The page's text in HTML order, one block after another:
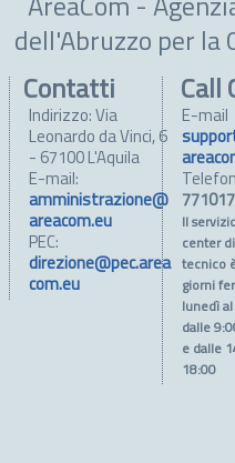
dell'Abruzzo per la
Contatti
Indirizzo: Via
Leonardo da Vinci, 6
- 67100 L'Aquila
E-mail:
amministrazione@
areacom.eu
PEC:
direzione@pec.area
com.eu
Call
E-mail
Il
center
tecnico
giorni
lunedì
dalle
e dalle
18:00